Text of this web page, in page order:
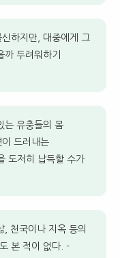
하지만, 대중에게 그
두려워하기
는 유충들의 몸
드러내는
도저히 납득할 수가
, 천국이나 지옥 등의
본 적이 없다. -